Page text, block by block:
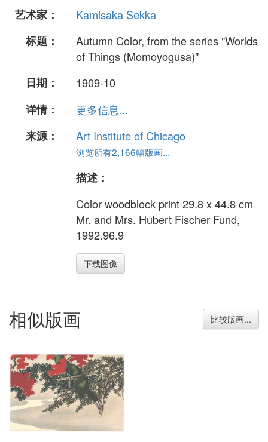
艺术家：
Kamisaka Sekka
标题：
Autumn Color, from the series "Worlds
of Things (Momoyogusa)"
日期：
1909-10
详情：
更多信息...
来源：
Art Institute of Chicago
浏览所有2,166幅版画...
描述：
Color woodblock print 29.8 x 44.8 cm
Mr. and Mrs. Hubert Fischer Fund,
1992.96.9
下载图像
相似版画 比较版画...